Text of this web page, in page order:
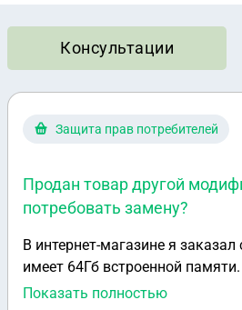
Консультации
Защита прав потребителей
Продан товар другой
потребовать замену?
В интернет-магазине я
имеет 64Гб встроенной
наличии был такой смартфон,
Показать полностью